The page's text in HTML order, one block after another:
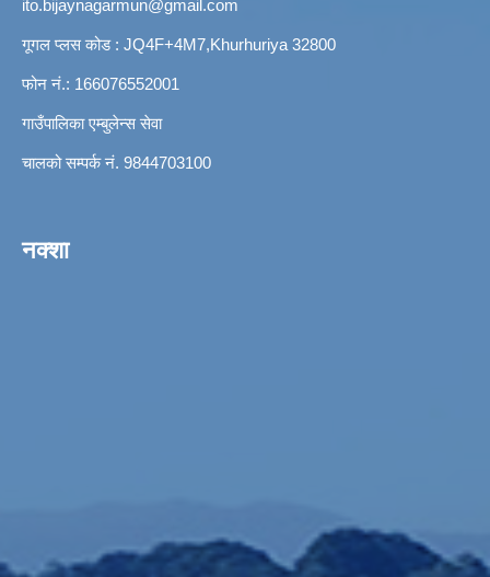
ito.bijaynagarmun@gmail.com
गूगल प्लस कोड : JQ4F+4M7,Khurhuriya 32800
फोन नं.: 166076552001
गाउँपालिका एम्बुलेन्स सेवा
चालको सम्पर्क नं. 9844703100
नक्शा